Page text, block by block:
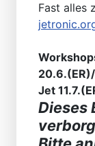
Fast alles
Jet
Dieses